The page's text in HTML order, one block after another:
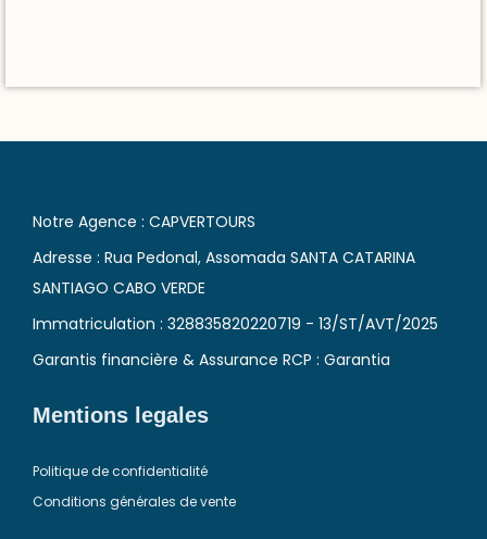
Notre Agence : CAPVERTOURS
Adresse : Rua Pedonal, Assomada SANTA CATARINA
SANTIAGO CABO VERDE
Immatriculation : 328835820220719 - 13/ST/AVT/2025
Garantis financière & Assurance RCP : Garantia
Mentions legales
Politique de confidentialité
Conditions générales de vente